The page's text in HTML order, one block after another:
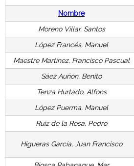
n
a
d
F
o
t
Nombre
Moreno Villar, Santos
López Francés, Manuel
Maestre Martínez, Francisco Pascual
Sáez Auñón, Benito
Tenza Hurtado, Alfons
López Puerma, Manuel
Ruiz de la Rosa, Pedro
Higueras García, Juan Francisco